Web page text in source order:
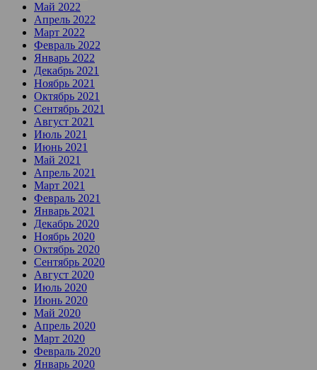
Май 2022
Апрель 2022
Март 2022
Февраль 2022
Январь 2022
Декабрь 2021
Ноябрь 2021
Октябрь 2021
Сентябрь 2021
Август 2021
Июль 2021
Июнь 2021
Май 2021
Апрель 2021
Март 2021
Февраль 2021
Январь 2021
Декабрь 2020
Ноябрь 2020
Октябрь 2020
Сентябрь 2020
Август 2020
Июль 2020
Июнь 2020
Май 2020
Апрель 2020
Март 2020
Февраль 2020
Январь 2020